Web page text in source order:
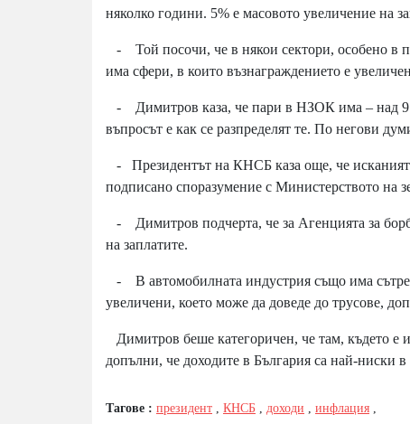
няколко години. 5% е масовото увеличение на
- Той посочи, че в някои сектори, особено в
има сфери, в които възнаграждението е
- Димитров каза, че пари в НЗОК има – над 9
въпросът е как се разпределят те. По негови
- Президентът на КНСБ каза още, че
подписано споразумение с Министерството на
- Димитров подчерта, че за Агенцията за
на заплатите.
- В автомобилната индустрия също има
увеличени, което може да доведе до трусове,
Димитров беше категоричен, че там, където е
допълни, че доходите в България са най-ниски
Тагове : президент КНСБ доходи инфлация